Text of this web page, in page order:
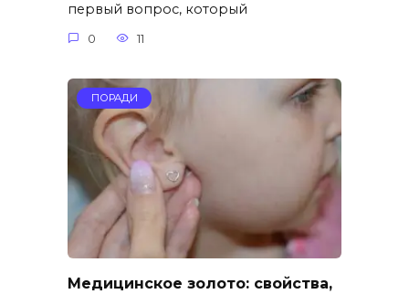
первый вопрос, который
0 11
ПОРАДИ
Медицинское золото: свойства,